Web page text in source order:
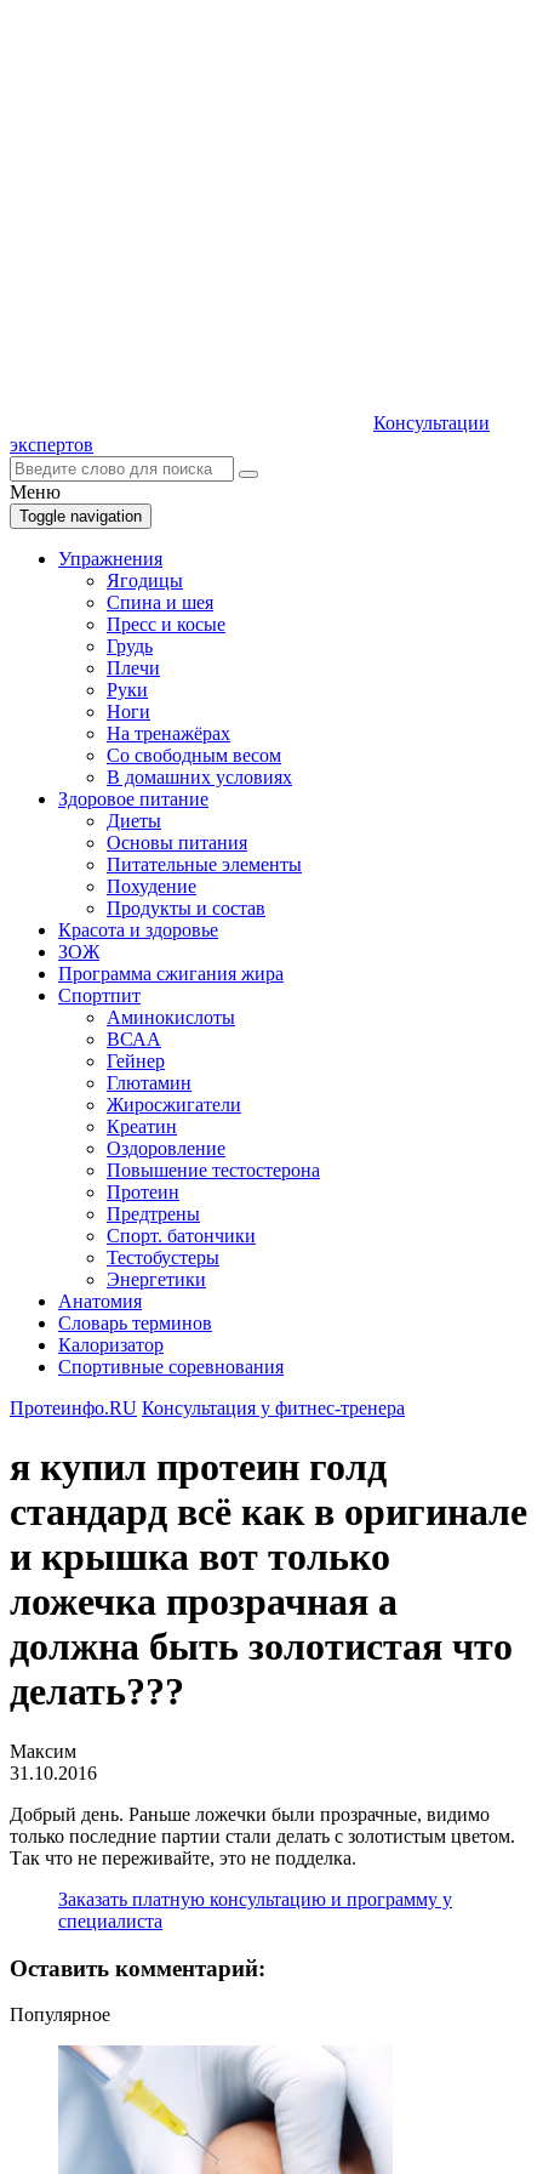
Консультации
экспертов
Меню
Toggle navigation
Упражнения
Ягодицы
Спина и шея
Пресс и косые
Грудь
Плечи
Руки
Ноги
На тренажёрах
Со свободным весом
В домашних условиях
Здоровое питание
Диеты
Основы питания
Питательные элементы
Похудение
Продукты и состав
Красота и здоровье
ЗОЖ
Программа сжигания жира
Спортпит
Аминокислоты
ВСАА
Гейнер
Глютамин
Жиросжигатели
Креатин
Оздоровление
Повышение тестостерона
Протеин
Предтрены
Спорт. батончики
Тестобустеры
Энергетики
Анатомия
Словарь терминов
Калоризатор
Спортивные соревнования
Протеинфо.RU Консультация у фитнес-тренера
я купил протеин голд
стандард всё как в оригинале
и крышка вот только
ложечка прозрачная а
должна быть золотистая что
делать???
Максим
31.10.2016
Добрый день. Раньше ложечки были прозрачные, видимо
только последние партии стали делать с золотистым цветом.
Так что не переживайте, это не подделка.
Заказать платную консультацию и программу у
специалиста
Оставить комментарий:
Популярное